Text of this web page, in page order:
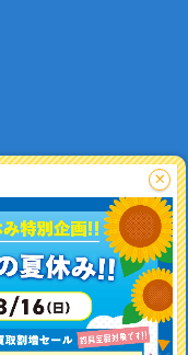
釣り情報を
×